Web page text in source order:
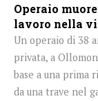
Operaio
lavoro nella
Un operaio di 38
privata, a
base a una prima
da una trave nel